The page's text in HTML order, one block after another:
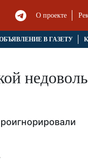
О проекте
В ГАЗЕТУ